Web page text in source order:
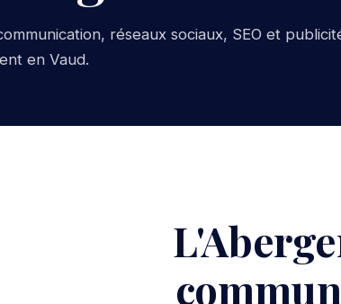
réseaux sociaux, SEO et
en Vaud.